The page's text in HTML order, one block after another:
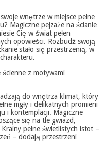
wnętrze w miejsce pełne
Magiczne pejzaże na ścianie
Cię w świat pełen
opowieści. Rozbudź swoją
stało się przestrzenią, w
z motywami
do wnętrza klimat, który
mgły i delikatnych promieni
i kontemplacji. Magiczne
się na tle gwiazd,
pełne świetlistych istot –
– dodają przestrzeni